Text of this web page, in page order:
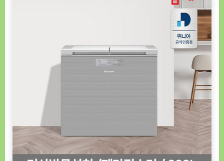
(모
번
호:
1234-